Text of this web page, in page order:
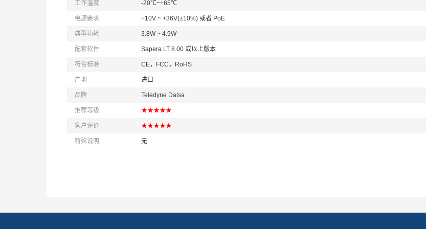
工作温度 -20℃~+65℃
电源要求 +10V ~ +36V(±10%) 或者 PoE
典型功耗 3.8W ~ 4.9W
配套软件 Sapera LT 8.00 或以上版本
符合标准 CE，FCC，RoHS
产地 进口
品牌 Teledyne Dalsa
推荐等级 ★★★★★
客户评价 ★★★★★
特殊说明 无